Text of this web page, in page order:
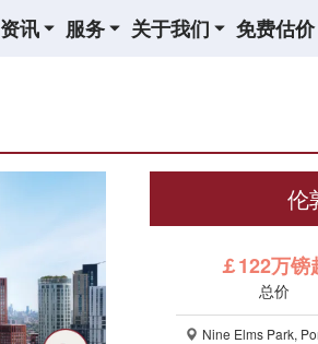
资讯 服务 关于我们 免费估价
伦
￡122万镑
总价
Nine Elms Park,